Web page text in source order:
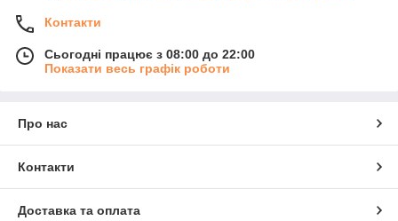
Контакти
Сьогодні працює з 08:00 до 22:00
Показати весь графік роботи
Про нас
Контакти
Доставка та оплата